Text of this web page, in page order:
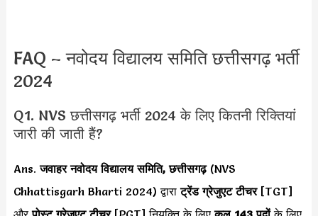
FAQ – नवोदय विद्यालय समिति छत्तीसगढ़ भर्ती
2024
Q1. NVS छत्तीसगढ़ भर्ती 2024 के लिए कितनी रिक्तियां
जारी की जाती हैं?
Ans.जवाहर नवोदय विद्यालय समिति, छत्तीसगढ़ (NVS
Chhattisgarh Bharti 2024) द्वाराट्रेंड ग्रेजुएट टीचर [TGT]